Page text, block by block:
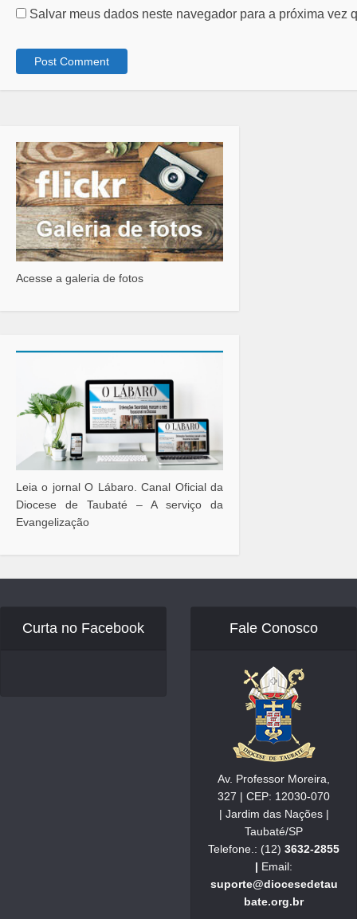
Salvar meus dados neste navegador para a próxima vez
Acesse a galeria de fotos
Leia o jornal O Lábaro. Canal Oficial da
Diocese de Taubaté – A serviço da
Evangelização
Curta no Facebook Fale Conosco
Av. Professor Moreira,
327 | CEP: 12030-070
| Jardim das Nações |
Taubaté/SP
Telefone.: (12) 3632-2855
| Email:
suporte@diocesedetau
bate.org.br